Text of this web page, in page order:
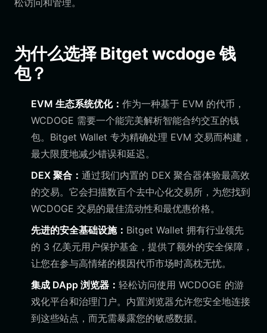
松访问和管理。
为什么选择 Bitget wcdoge 钱
包？
EVM 生态系统优化： 作为一种基于 EVM 的代币，
WCDOGE 需要一个能完美解析智能合约交互的钱
包。Bitget Wallet 专为精确处理 EVM 交易而构建，
最大限度地减少错误和延迟。
DEX 聚合： 通过我们内置的 DEX 聚合器体验最高效
的交易。它会扫描数百个去中心化交易所，为您找到
WCDOGE 交易的最佳流动性和最优惠价格。
先进的安全基础设施： Bitget Wallet 拥有行业领先
的 3 亿美元用户保护基金，提供了额外的安全保障，
让您在参与高情绪的模因代币市场时高枕无忧。
集成 DApp 浏览器： 轻松访问使用 WCDOGE 的游
戏化平台和治理门户。内置浏览器允许您安全地连接
到这些站点，而无需暴露您的敏感数据。